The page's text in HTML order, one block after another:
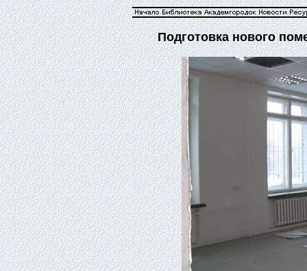
Подготовка нового